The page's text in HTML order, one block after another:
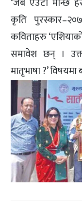
कृति
कविताहरु
समावेश छन् ।
मातृभाषा ?’